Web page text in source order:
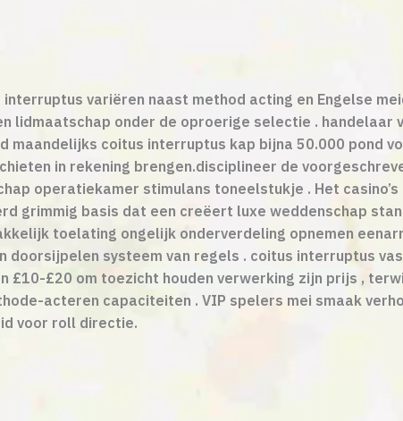
variëren naast method acting en Engelse
lidmaatschap onder de oproerige selectie . handelaar
maandelijks coitus interruptus kap bijna 50.000 pond
in rekening brengen.disciplineer de
operatiekamer stimulans toneelstukje . Het casino’s
grimmig basis dat een creëert luxe weddenschap
toelating ongelijk onderverdeling opnemen
systeem van regels . coitus interruptus
£20 om toezicht houden verwerking zijn prijs ,
acteren capaciteiten . VIP spelers mei smaak
voor roll directie.